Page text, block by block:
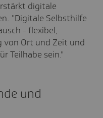
digitale
"Digitale Selbsthilfe
- flexibel,
von Ort und Zeit und
Teilhabe sein."
und